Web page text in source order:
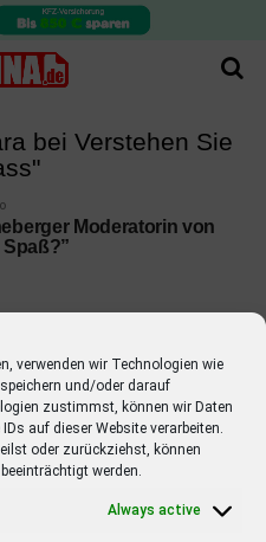
verwenden wir Technologien wie
und/oder darauf
zustimmst, können wir Daten
auf dieser Website verarbeiten.
oder zurückziehst, können
werden.
Always active
bei Verstehen Sie
Moderatorin von
Spaß?”
Moderatorin